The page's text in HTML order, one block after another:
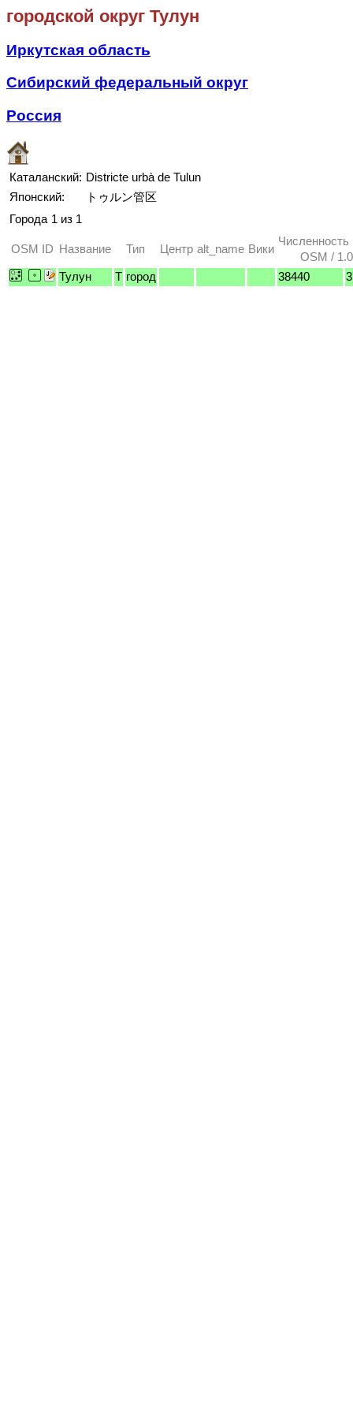
городской округ Тулун
Иркутская область
Сибирский федеральный округ
Россия
Каталанский: Districte urbà de Tulun
Японский:
トゥルン管区
Города 1 из 1
OSM ID Название Тип Центр alt_name Вики
Численность
OSM /
Тулун
T город 38440